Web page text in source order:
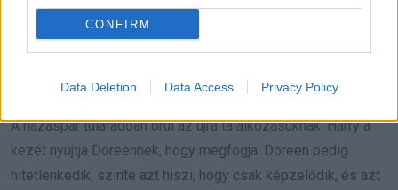
CONFIRM
Data Deletion Data Access Privacy Policy
A házaspár viszontlátásáról készült videón mindkettőjük
arcán tiszta öröm tükröződött. Doreen képtelen elhinni, hogy
2 hónap után végre személyesen is láthatja a férjét.
A házaspár túláradóan örül az újra találkozásuknak. Harry a
kezét nyújtja Doreennek, hogy megfogja. Doreen pedig
hitetlenkedik, szinte azt hiszi, hogy csak képzelődik, és azt